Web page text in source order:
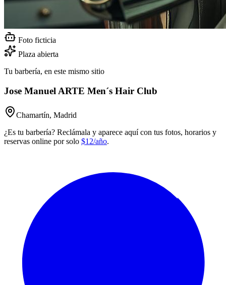
Foto ficticia
Plaza abierta
Tu barbería, en este mismo sitio
Jose Manuel ARTE Men´s Hair Club
Chamartín, Madrid
¿Es tu barbería? Reclámala y aparece aquí con tus fotos, horarios y
reservas online por solo $12/año.